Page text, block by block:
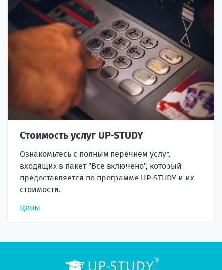
Стоимость услуг UP-STUDY
Ознакомьтесь с полным перечнем услуг,
входящих в пакет "Все включено", который
предоставляется по программе UP-STUDY и их
стоимости.
Цены